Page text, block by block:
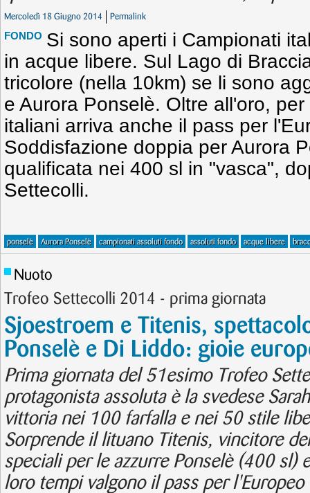
Mercoledì 18 Giugno 2014 Permalink
FONDO Si sono aperti i Campionati
in acque libere. Sul Lago di
tricolore (nella 10km) se li sono
e Aurora Ponselè. Oltre all'oro,
italiani arriva anche il pass per
Soddisfazione doppia per Aurora
qualificata nei 400 sl in "vasca",
Settecolli.
ponselè Aurora Ponselè campionati assoluti fondo assoluti fondo acque libere
Nuoto
Trofeo Settecolli 2014 - prima giornata
Sjoestroem e Titenis,
Ponselè e Di Liddo: gioie
Prima giornata del 51esimo Trofeo
protagonista assoluta è la svedese
vittoria nei 100 farfalla e nei 50 stile
Sorprende il lituano Titenis, vincitore
speciali per le azzurre Ponselè (400 sl)
loro tempi valgono il pass per